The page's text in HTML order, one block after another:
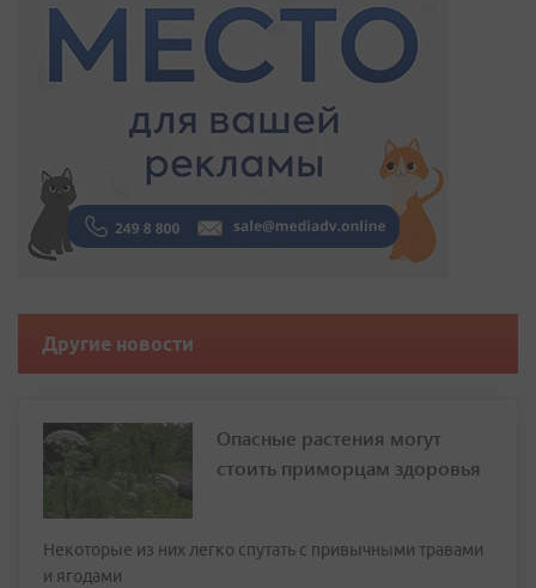
Другие новости
Опасные растения могут
стоить приморцам здоровья
Некоторые из них легко спутать с привычными травами
и ягодами